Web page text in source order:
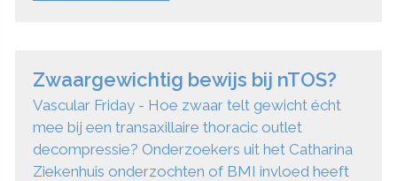
Zwaargewichtig bewijs bij nTOS?
Vascular Friday - Hoe zwaar telt gewicht écht
mee bij een transaxillaire thoracic outlet
decompressie? Onderzoekers uit het Catharina
Ziekenhuis onderzochten of BMI invloed heeft